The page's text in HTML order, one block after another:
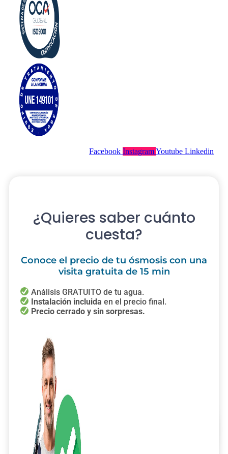
Facebook InstagramYoutube Linkedin
¿Quieres saber cuánto
cuesta?
Conoce el precio de tu ósmosis con una
visita gratuita de 15 min
Análisis GRATUITO de tu agua.
Instalación incluida en el precio final.
Precio cerrado y sin sorpresas.